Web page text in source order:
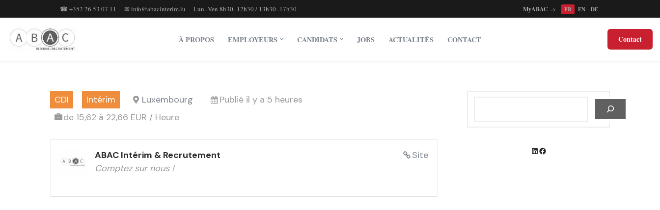
Aller
au
contenu
☎ +352 26 53 07 11 ✉ info@abacinterim.lu Lun–Ven 8h30–12h30 / 13h30–17h30 MyABAC → FR EN DE
À PROPOS EMPLOYEURS CANDIDATS JOBS ACTUALITÉS CONTACT Contact
CDI Intérim Luxembourg
Publié il y a 5 heures
de 15,62 à 22,66 EUR / Heure
Site
ABAC Intérim & Recrutement
Comptez sur nous !